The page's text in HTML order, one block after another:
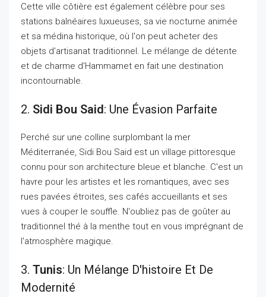
Cette ville côtière est également célèbre pour ses
stations balnéaires luxueuses, sa vie nocturne animée
et sa médina historique, où l'on peut acheter des
objets d'artisanat traditionnel. Le mélange de détente
et de charme d'Hammamet en fait une destination
incontournable.
2. Sidi Bou Said: Une Évasion Parfaite
Perché sur une colline surplombant la mer
Méditerranée, Sidi Bou Said est un village pittoresque
connu pour son architecture bleue et blanche. C'est un
havre pour les artistes et les romantiques, avec ses
rues pavées étroites, ses cafés accueillants et ses
vues à couper le souffle. N'oubliez pas de goûter au
traditionnel thé à la menthe tout en vous imprégnant de
l'atmosphère magique.
3. Tunis: Un Mélange D'histoire Et De
Modernité